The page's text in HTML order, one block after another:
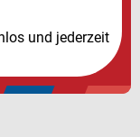
und jederzeit